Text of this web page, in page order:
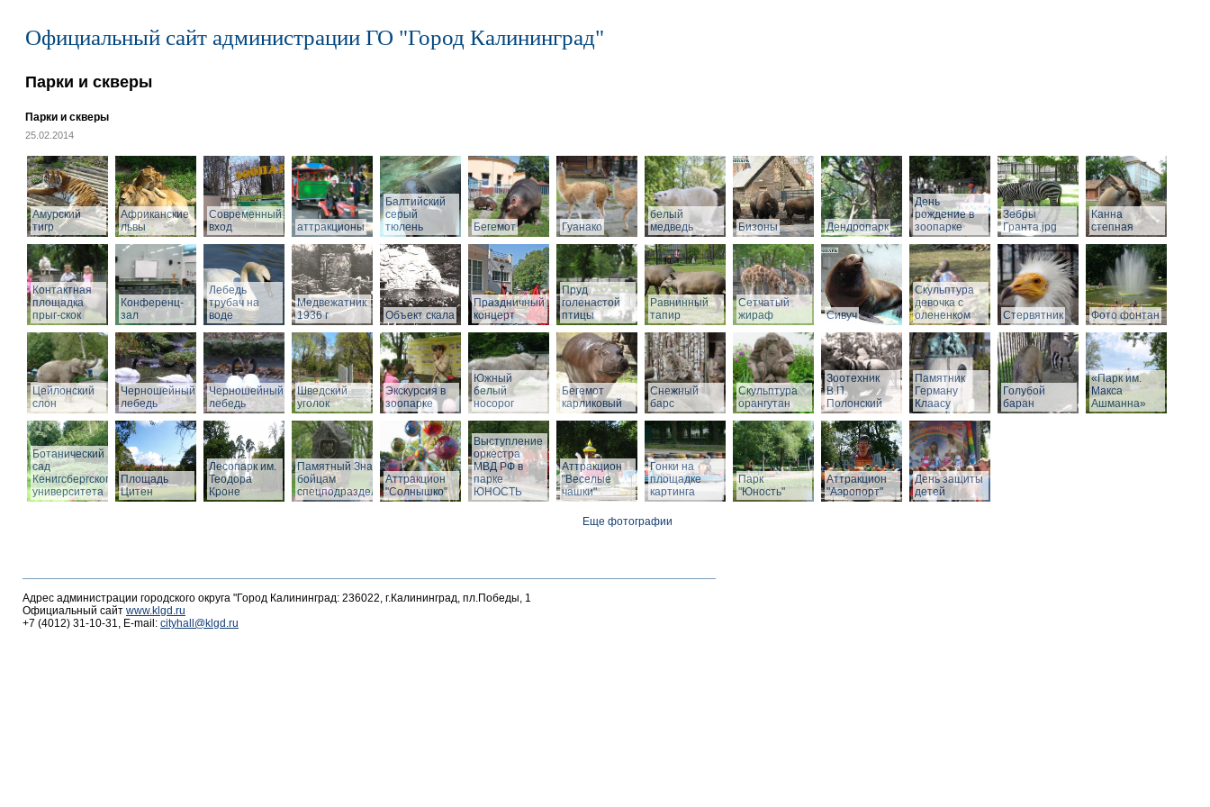
Официальный сайт администрации ГО "Город Калининград"
Парки и скверы
Парки и скверы
25.02.2014
Амурский
тигр
Африканские
львы
Современный
вход
аттракционы
Балтийский
серый
тюлень
Бегемот Гуанако
белый
медведь
Бизоны Дендропарк
День
рождение в
зоопарке
Зебры
Гранта.jpg
Канна
степная
Контактная
площадка
прыг-скок
Конференц-
зал
Лебедь
трубач на
воде
Медвежатник
1936 г
Объект скала
Праздничный
концерт
Пруд
голенастой
птицы
Равнинный
тапир
Сетчатый
жираф
Сивуч
Скульптура
девочка с
олененком
Стервятник Фото фонтан
Цейлонский
слон
Черношейный
лебедь
Черношейный
лебедь
Шведский
уголок
Экскурсия в
зоопарке
Южный
белый
носорог
Бегемот
карликовый
Снежный
барс
Скульптура
орангутан
Зоотехник
В.П.
Полонский
Памятник
Герману
Клаасу
Голубой
баран
«Парк им.
Макса
Ашманна»
Ботанический
сад
Кенигсбергского
университета
Площадь
Цитен
Лесопарк им.
Теодора
Кроне
Памятный Знак
бойцам
спецподразделений
Аттракцион
"Солнышко"
Выступление
оркестра
МВД РФ в
парке
ЮНОСТЬ
Аттракцион
"Веселые
чашки"
Гонки на
площадке
картинга
Парк
"Юность"
Аттракцион
"Аэропорт"
День защиты
детей
Еще фотографии
Адрес администрации городского округа "Город Калининград: 236022, г.Калининград, пл.Победы, 1
Официальный сайт www.klgd.ru
+7 (4012) 31-10-31, E-mail: cityhall@klgd.ru